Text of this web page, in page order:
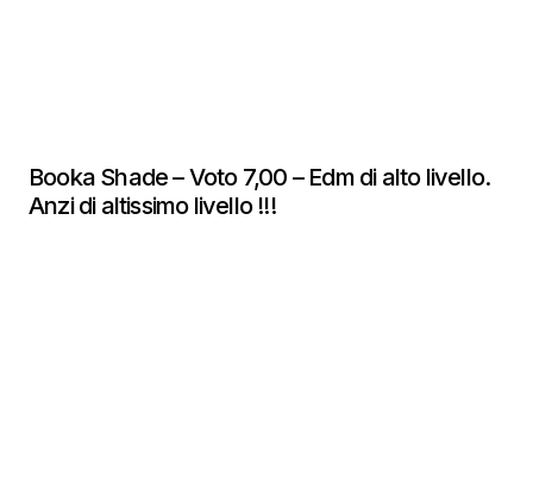
Booka Shade – Voto 7,00 – Edm di alto livello.
Anzi di altissimo livello !!!